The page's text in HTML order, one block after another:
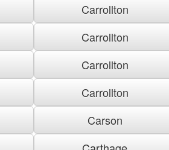
Carrollton
Carrollton
Carrollton
Carrollton
Carson